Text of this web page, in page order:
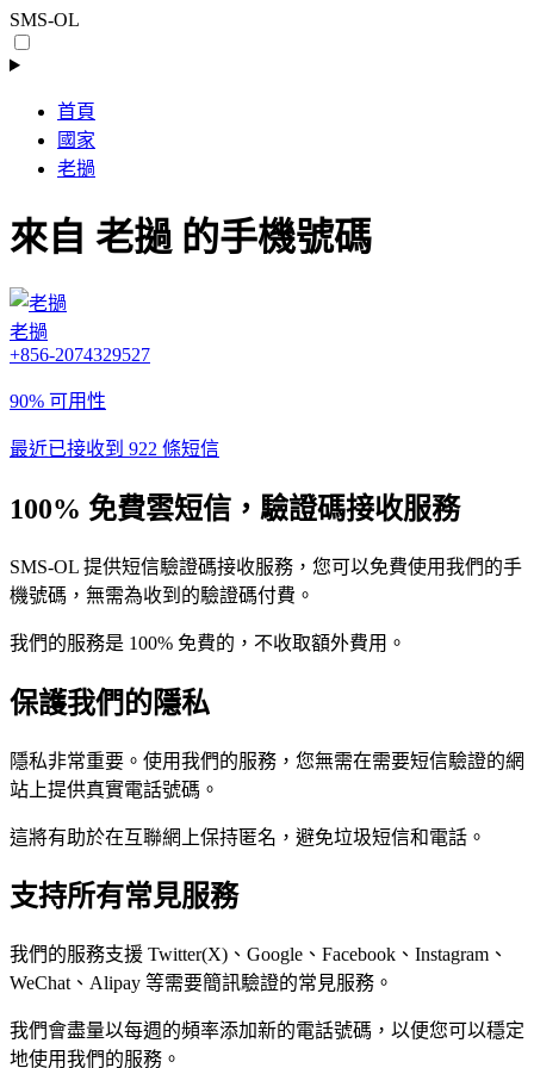
SMS-OL
首頁
國家
老撾
來自 老撾 的手機號碼
老撾
+856-2074329527
90% 可用性
最近已接收到 922 條短信
100% 免費雲短信，驗證碼接收服務
SMS-OL 提供短信驗證碼接收服務，您可以免費使用我們的手
機號碼，無需為收到的驗證碼付費。
我們的服務是 100% 免費的，不收取額外費用。
保護我們的隱私
隱私非常重要。使用我們的服務，您無需在需要短信驗證的網
站上提供真實電話號碼。
這將有助於在互聯網上保持匿名，避免垃圾短信和電話。
支持所有常見服務
我們的服務支援 Twitter(X)、Google、Facebook、Instagram、
WeChat、Alipay 等需要簡訊驗證的常見服務。
我們會盡量以每週的頻率添加新的電話號碼，以便您可以穩定
地使用我們的服務。